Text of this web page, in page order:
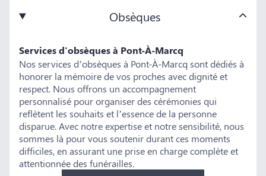
Obsèques
Services d'obsèques à Pont-À-Marcq
Nos services d’obsèques à Pont-À-Marcq sont dédiés à
honorer la mémoire de vos proches avec dignité et
respect. Nous offrons un accompagnement
personnalisé pour organiser des cérémonies qui
reflètent les souhaits et l’essence de la personne
disparue. Avec notre expertise et notre sensibilité, nous
sommes là pour vous soutenir durant ces moments
difficiles, en assurant une prise en charge complète et
attentionnée des funérailles.